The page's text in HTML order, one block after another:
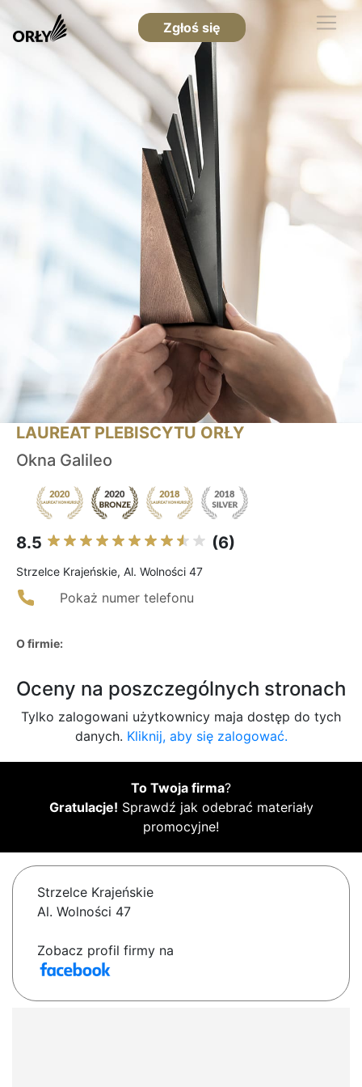
Zgłoś się
LAUREAT PLEBISCYTU ORŁY
Okna Galileo
8.5 (6)
Strzelce Krajeńskie, Al. Wolności 47
Pokaż numer telefonu
O firmie:
Oceny na poszczególnych stronach
Tylko zalogowani użytkownicy maja dostęp do tych
danych. Kliknij, aby się zalogować.
To Twoja firma?
Gratulacje! Sprawdź jak odebrać materiały
promocyjne!
Strzelce Krajeńskie
Al. Wolności 47
Zobacz profil firmy na